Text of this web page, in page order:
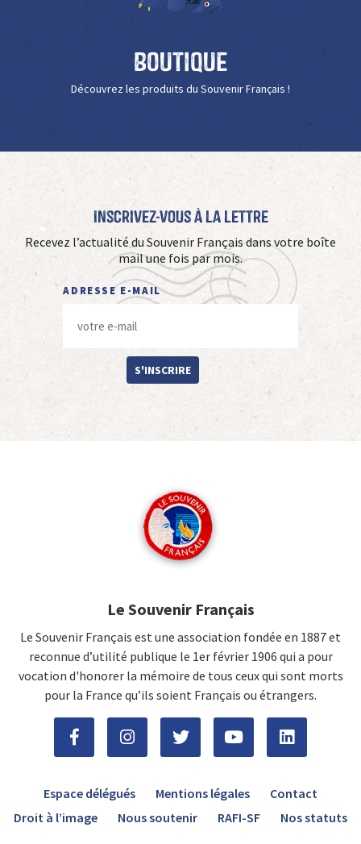
Boutique
Découvrez les produits du Souvenir Français !
Inscrivez-vous à La Lettre
Recevez l’actualité du Souvenir Français dans votre boîte
mail une fois par mois.
ADRESSE E-MAIL
S'INSCRIRE
Le Souvenir Français
Le Souvenir Français est une association fondée en 1887 et
reconnue d’utilité publique le 1er février 1906 qui a pour
vocation d'honorer la mémoire de tous ceux qui sont morts
pour la France qu’ils soient Français ou étrangers.
Espace délégués Mentions légales
Contact
Droit à l’image
Nous soutenir RAFI-SF Nos statuts